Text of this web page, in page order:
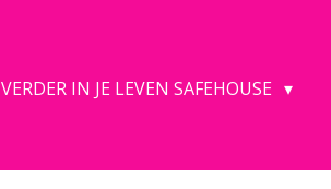
VERDER IN JE LEVEN SAFEHOUSE